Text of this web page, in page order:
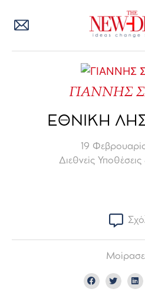
ΓΙΑΝΝΗΣ
ΕΘΝΙΚΗ
19
Διεθνείς